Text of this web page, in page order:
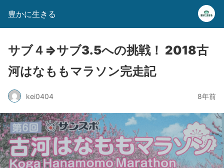
豊かに生きる
サブ４⇒サブ3.5への挑戦！ 2018古
河はなももマラソン完走記
kei0404 8年前